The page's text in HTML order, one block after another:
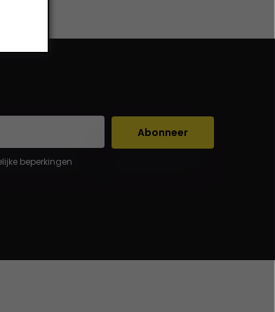
Abonneer
beperkingen